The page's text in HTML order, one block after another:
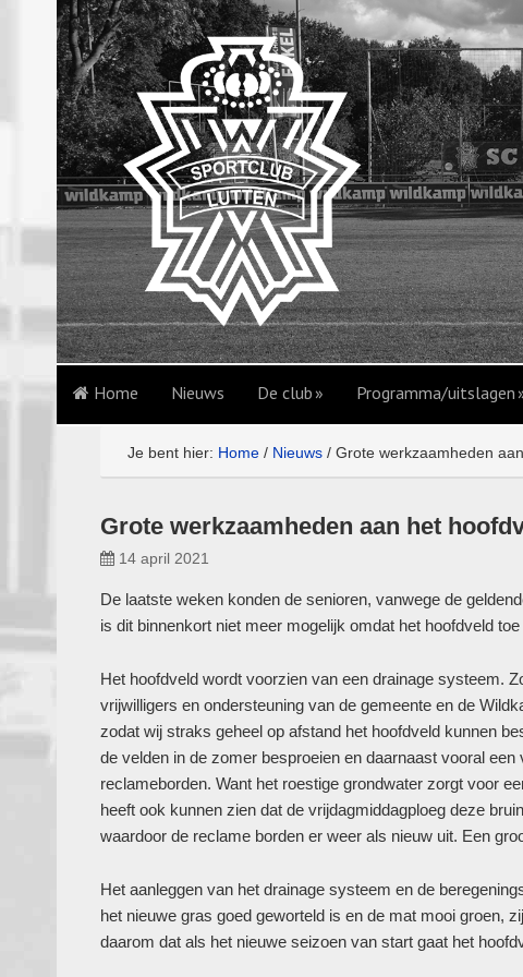
Home Nieuws De club Programma/uitslagen
Je bent hier: Home / Nieuws / Grote werkzaamheden
Grote werkzaamheden aan het
14 april 2021
De laatste weken konden de senioren, vanwege de
is dit binnenkort niet meer mogelijk omdat het hoofdveld
Het hoofdveld wordt voorzien van een drainage systeem.
vrijwilligers en ondersteuning van de gemeente en de
zodat wij straks geheel op afstand het hoofdveld kunnen
de velden in de zomer besproeien en daarnaast vooral
reclameborden. Want het roestige grondwater zorgt voor
heeft ook kunnen zien dat de vrijdagmiddagploeg deze
waardoor de reclame borden er weer als nieuw uit. Een
Het aanleggen van het drainage systeem en de
het nieuwe gras goed geworteld is en de mat mooi groen,
daarom dat als het nieuwe seizoen van start gaat het